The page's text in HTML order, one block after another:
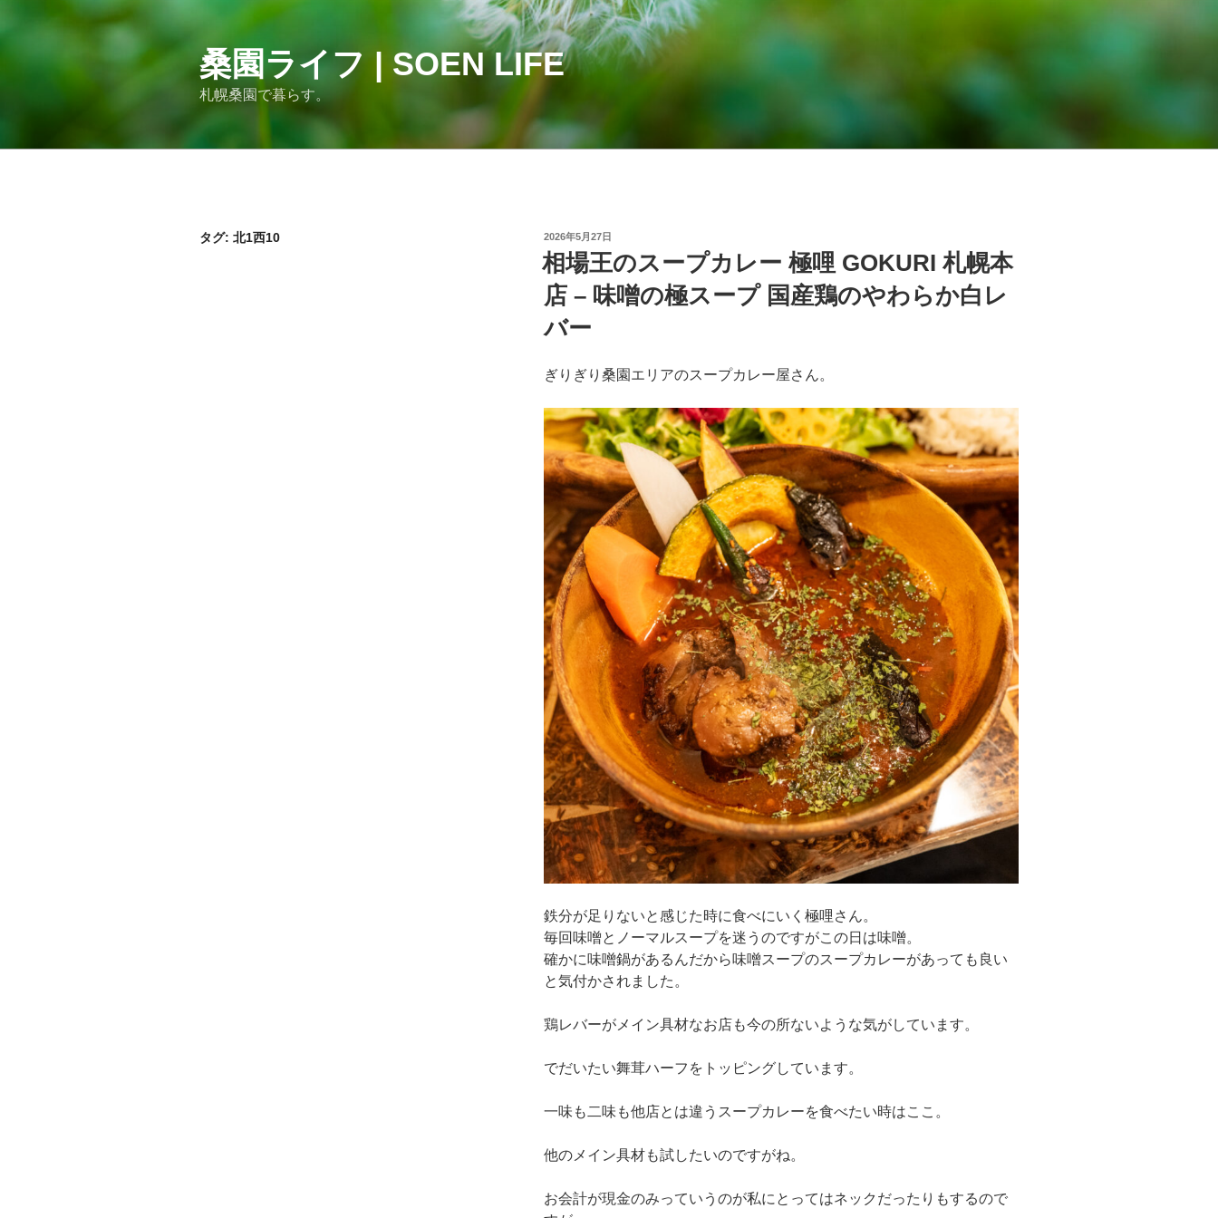
ン
桑園ライフ | SOEN LIFE
札幌桑園で暮らす。
タグ: 北1西10
投
稿
日:
2026年5月27日
相場王のスープカレー 極哩 GOKURI 札幌本
店 – 味噌の極スープ 国産鶏のやわらか白レ
バー
ぎりぎり桑園エリアのスープカレー屋さん。
鉄分が足りないと感じた時に食べにいく極哩さん。
毎回味噌とノーマルスープを迷うのですがこの日は味噌。
確かに味噌鍋があるんだから味噌スープのスープカレーがあっても良い
と気付かされました。
鶏レバーがメイン具材なお店も今の所ないような気がしています。
でだいたい舞茸ハーフをトッピングしています。
一味も二味も他店とは違うスープカレーを食べたい時はここ。
他のメイン具材も試したいのですがね。
お会計が現金のみっていうのが私にとってはネックだったりもするので